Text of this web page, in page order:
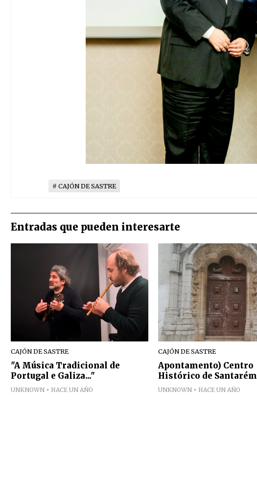
CAJÓN DE SASTRE
Entradas que pueden interesarte
CAJÓN DE SASTRE
"A Música Tradicional de
Portugal e Galiza..."
UNKNOWN HACE UN AÑO
CAJÓN DE SASTRE
Apontamento) Centro
Histórico de Santarém
UNKNOWN HACE UN AÑO